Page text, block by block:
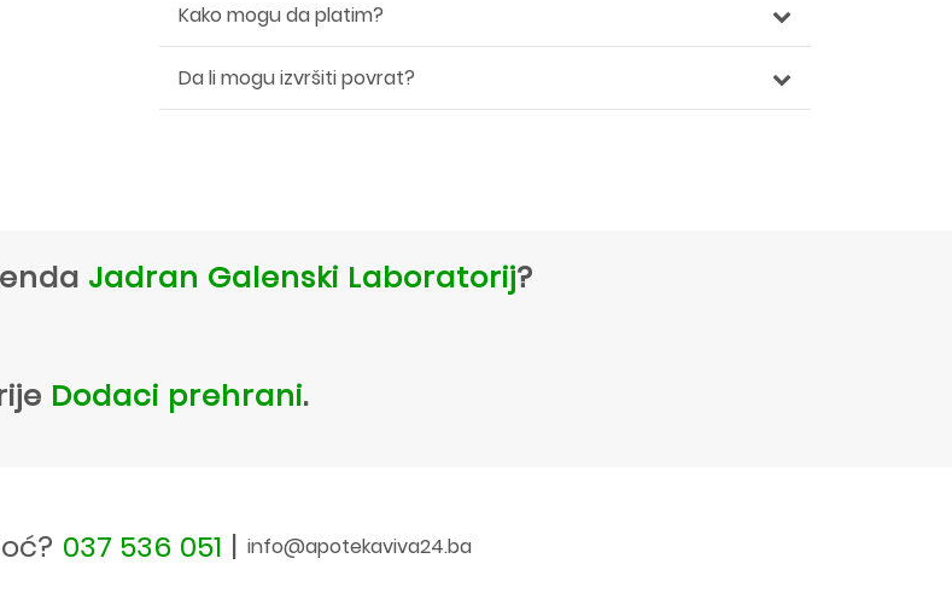
Kako mogu da platim?
Da li mogu izvršiti povrat?
Jadran Galenski Laboratorij?
Dodaci prehrani.
037 536 051 | info@apotekaviva24.ba